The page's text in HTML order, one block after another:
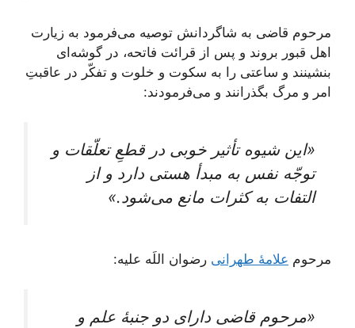
مرحوم قاضی به شاگردانش توصیه می‌فرمود به زیارت
اهل قبور بروند و پس از قرائت فاتحه، در گوشه‌ای
بنشینند و ساعتی را به سکوت و خلوت و تفکّر در عاقبتِ
امر و مرگ بگذرانند و می‌فرمودند:
«این شیوه تأثیر خوبی در قطعِ تعلّقات و
توجّه نفس به مبدأ هستی دارد و از
التفات به کثرات مانع می‌شود.»
مرحوم علامۀ طهرانی رضوان اللَه علیه:
«مرحوم قاضی دارای دو جنبۀ علم و